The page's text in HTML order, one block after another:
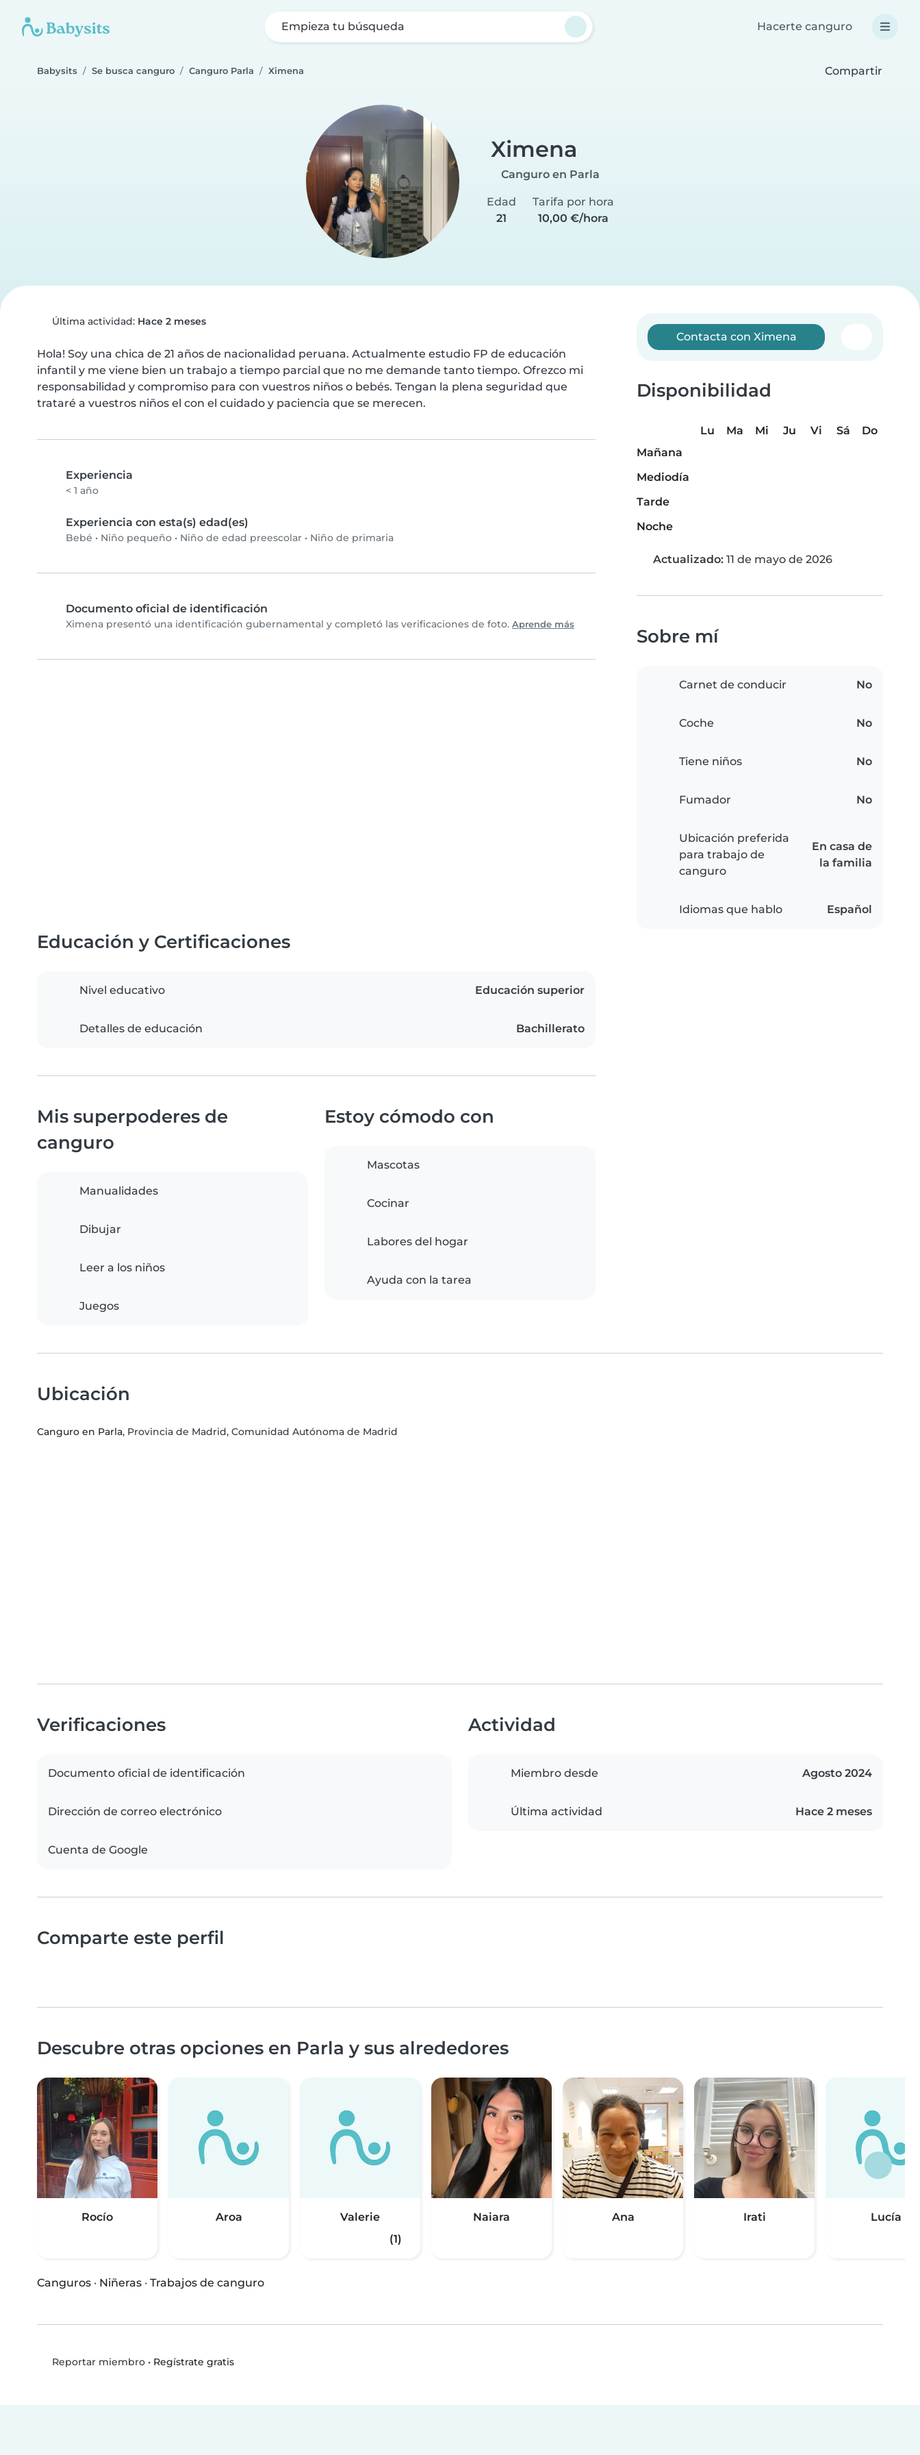
Empieza tu búsqueda Hacerte canguro
Babysits Se busca canguro Canguro Parla Ximena Compartir
Ximena
Canguro en Parla
Edad
21
Tarifa por hora
10,00 €/hora
Última actividad: Hace 2 meses
Hola! Soy una chica de 21 años de nacionalidad peruana. Actualmente estudio FP de educación
infantil y me viene bien un trabajo a tiempo parcial que no me demande tanto tiempo. Ofrezco mi
responsabilidad y compromiso para con vuestros niños o bebés. Tengan la plena seguridad que
trataré a vuestros niños el con el cuidado y paciencia que se merecen.
Experiencia
< 1 año
Experiencia con esta(s) edad(es)
Bebé • Niño pequeño • Niño de edad preescolar • Niño de primaria
Documento oficial de identificación
Ximena presentó una identificación gubernamental y completó las verificaciones de foto. Aprende más
Contacta con Ximena
Disponibilidad
Lu Ma Mi Ju Vi Sá
Do
Mañana
Mediodía
Tarde
Noche
Actualizado: 11 de mayo de 2026
Sobre mí
Carnet de conducir No
Coche No
Tiene niños No
Fumador No
Ubicación preferida
para trabajo de
canguro
En casa de
la familia
Idiomas que hablo Español
Educación y Certificaciones
Nivel educativo Educación superior
Detalles de educación Bachillerato
Mis superpoderes de
canguro
Manualidades
Dibujar
Leer a los niños
Juegos
Estoy cómodo con
Mascotas
Cocinar
Labores del hogar
Ayuda con la tarea
Ubicación
Canguro en Parla, Provincia de Madrid, Comunidad Autónoma de Madrid
Verificaciones
Documento oficial de identificación
Dirección de correo electrónico
Cuenta de Google
Actividad
Miembro desde Agosto 2024
Última actividad Hace 2 meses
Comparte este perfil
Descubre otras opciones en Parla y sus alrededores
Rocío Aroa
Valerie
(1)
Naiara Ana Irati Lucía
Canguros · Niñeras · Trabajos de canguro
Reportar miembro• Regístrate gratis